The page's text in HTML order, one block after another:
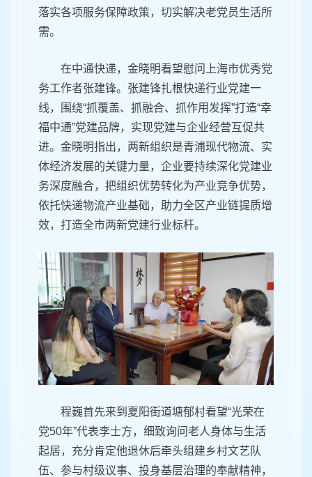
落实各项服务保障政策，切实解决老党员生活所
需。
在中通快递，金晓明看望慰问上海市优秀党
务工作者张建锋。张建锋扎根快递行业党建一
线，围绕“抓覆盖、抓融合、抓作用发挥”打造“幸
福中通”党建品牌，实现党建与企业经营互促共
进。金晓明指出，两新组织是青浦现代物流、实
体经济发展的关键力量，企业要持续深化党建业
务深度融合，把组织优势转化为产业竞争优势，
依托快递物流产业基础，助力全区产业链提质增
效，打造全市两新党建行业标杆。
程巍首先来到夏阳街道塘郁村看望“光荣在
党50年”代表李士方，细致询问老人身体与生活
起居，充分肯定他退休后牵头组建乡村文艺队
伍、参与村级议事、投身基层治理的奉献精神，